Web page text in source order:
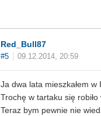
Red_Bull87
#5 09.12.2014, 20:59
Ja dwa lata mieszkałem w
Trochę w tartaku się
Teraz bym pewnie nie